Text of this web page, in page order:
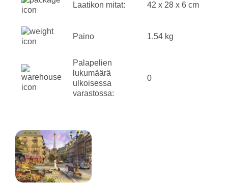
Laatikon mitat: 42 x 28 x 6 cm
Paino 1.54 kg
Palapelien
lukumäärä
ulkoisessa
varastossa:
0